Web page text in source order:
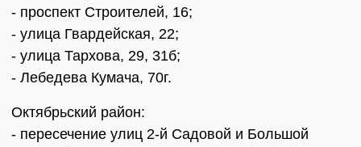
- проспект Строителей, 16;
- улица Гвардейская, 22;
- улица Тархова, 29, 31б;
- Лебедева Кумача, 70г.
Октябрьский район:
- пересечение улиц 2-й Садовой и Большой